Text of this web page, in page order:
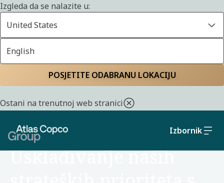
Izgleda da se nalazite u:
United States
English
POSJETITE ODABRANU LOKACIJU
Ostani na trenutnoj web stranici
Izbornik
ODGOVORNOSTI
Usklađivanje naših